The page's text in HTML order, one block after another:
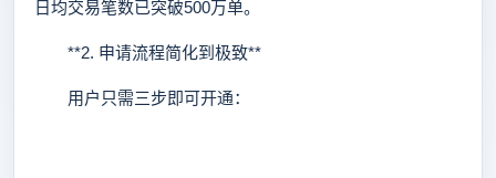
日均交易笔数已突破500万单。
**2. 申请流程简化到极致**
用户只需三步即可开通：